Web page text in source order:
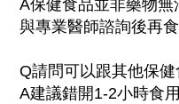
A保健食品並非藥物
與專業醫師諮詢後再食
Q請問可以跟其他保健
A建議錯開1-2小時食